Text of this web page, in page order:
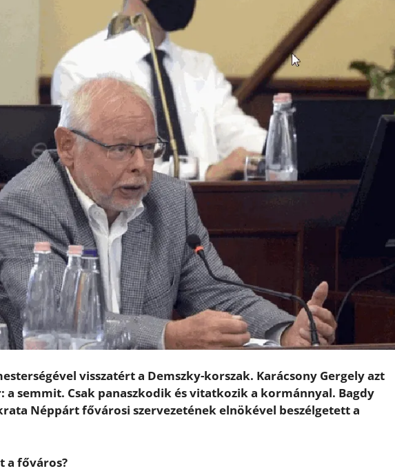
visszatért a Demszky-korszak. Karácsony Gergely azt
a semmit. Csak panaszkodik és vitatkozik a kormánnyal. Bagdy
Néppárt fővárosi szervezetének elnökével beszélgetett a
a főváros?